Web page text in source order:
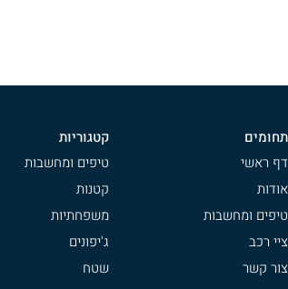
תחומים
דף ראשי
אודות
טיפים ומחשבות
ציי רכב
צור קשר
קטגוריות
טיפים ומחשבות
קטנות
משפחתיות
ג'יפונים
שטח